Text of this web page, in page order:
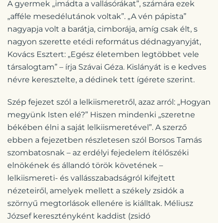
A gyermek „imádta a vallásórákat”, számára ezek
„afféle mesedélutánok voltak”. „A vén pápista”
nagyapja volt a barátja, cimborája, amíg csak élt, s
nagyon szerette etédi református dédnagyanyját,
Kovács Esztert: „Egész életemben legtöbbet vele
társalogtam” – írja Szávai Géza. Kislányát is e kedves
névre keresztelte, a dédinek tett ígérete szerint.
Szép fejezet szól a lelkiismeretről, azaz arról: „Hogyan
megyünk Isten elé?” Hiszen mindenki „szeretne
békében élni a saját lelkiismeretével”. A szerző
ebben a fejezetben részletesen szól Borsos Tamás
szombatosnak – az erdélyi fejedelem ítélőszéki
elnökének és állandó török követének –
lelkiismereti- és vallásszabadságról kifejtett
nézeteiről, amelyek mellett a székely zsidók a
szörnyű megtorlások ellenére is kiálltak. Méliusz
József keresztényként kaddist (zsidó